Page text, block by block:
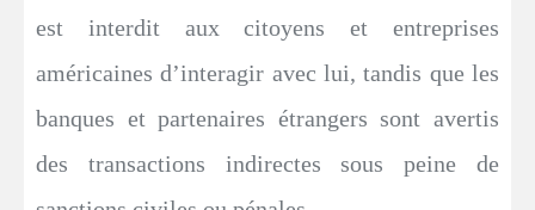
est interdit aux citoyens et entreprises
américaines d’interagir avec lui, tandis que les
banques et partenaires étrangers sont avertis
des transactions indirectes sous peine de